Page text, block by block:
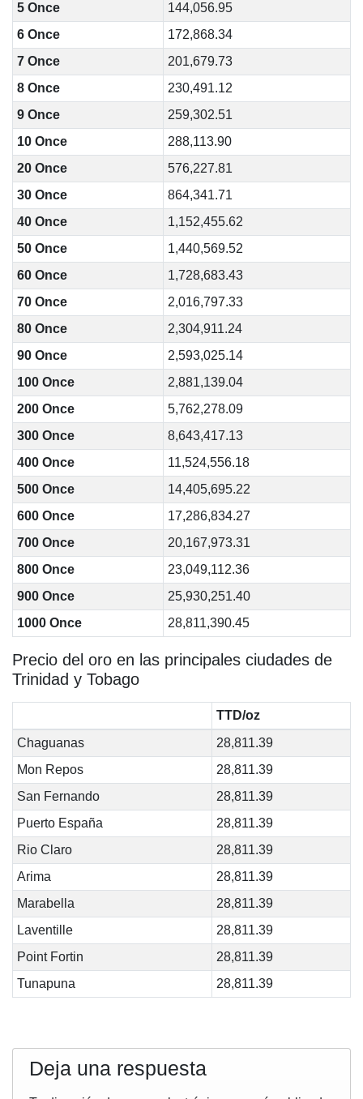
5 Once
144,056.95
6 Once
172,868.34
7 Once
201,679.73
8 Once
230,491.12
9 Once
259,302.51
10 Once
288,113.90
20 Once
576,227.81
30 Once
864,341.71
40 Once
1,152,455.62
50 Once
1,440,569.52
60 Once
1,728,683.43
70 Once
2,016,797.33
80 Once
2,304,911.24
90 Once
2,593,025.14
100 Once
2,881,139.04
200 Once
5,762,278.09
300 Once
8,643,417.13
400 Once
11,524,556.18
500 Once
14,405,695.22
600 Once
17,286,834.27
700 Once
20,167,973.31
800 Once
23,049,112.36
900 Once
25,930,251.40
1000 Once
28,811,390.45
Precio del oro en las principales ciudades de
Trinidad y Tobago
TTD/oz
Chaguanas
28,811.39
Mon Repos
28,811.39
San Fernando
28,811.39
Puerto España
28,811.39
Rio Claro
28,811.39
Arima
28,811.39
Marabella
28,811.39
Laventille
28,811.39
Point Fortin
28,811.39
Tunapuna
28,811.39
Deja una respuesta